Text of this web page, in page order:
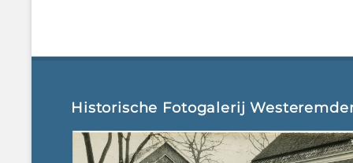
Historische Fotogalerij